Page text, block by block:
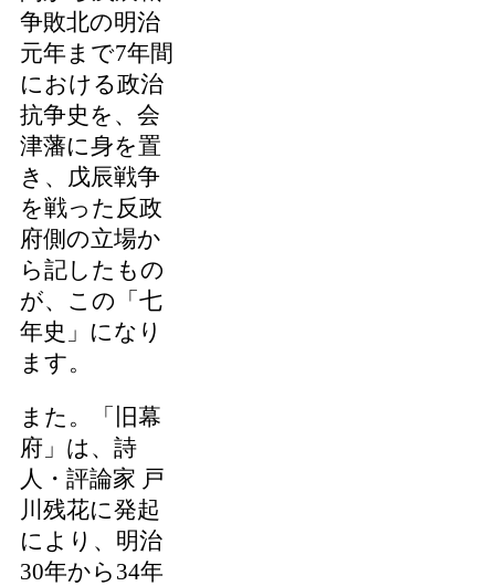
争敗北の明治
元年まで7年間
における政治
抗争史を、会
津藩に身を置
き、戊辰戦争
を戦った反政
府側の立場か
ら記したもの
が、この「七
年史」になり
ます。
また。「旧幕
府」は、詩
人・評論家 戸
川残花に発起
により、明治
30年から34年